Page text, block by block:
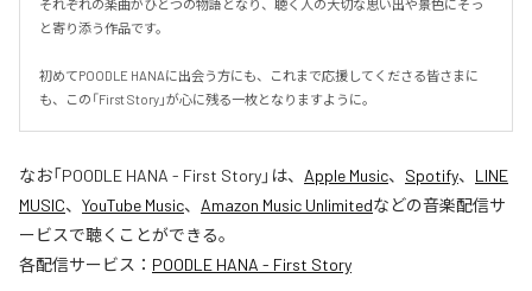
それぞれの楽曲がひとつの物語となり、聴く人の大切な思い出や景色にそっ
と寄り添う作品です。
初めてPOODLE HANAに出会う方にも、これまで応援してくださる皆さまに
も、この「First Story」が心に残る一枚となりますように。
なお「POODLE HANA - First Story」は、 Apple Music、 Spotify、 LINE
MUSIC、 YouTube Music、 Amazon Music Unlimitedなどの音楽配信サ
ービスで聴くことができる。
各配信サービス： POODLE HANA - First Story